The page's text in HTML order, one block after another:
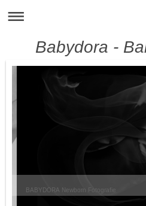
Babydora -
BABYDORA Newborn Fotografie